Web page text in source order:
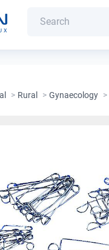
> Rural > Gynaecology >